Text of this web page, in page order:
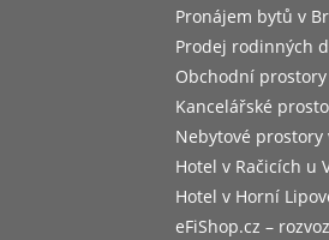
Pronájem bytů v
Prodej rodinných
Obchodní prostory
Kancelářské
Nebytové prostory
Hotel v Račicích u
Hotel v Horní
eFiShop.cz –